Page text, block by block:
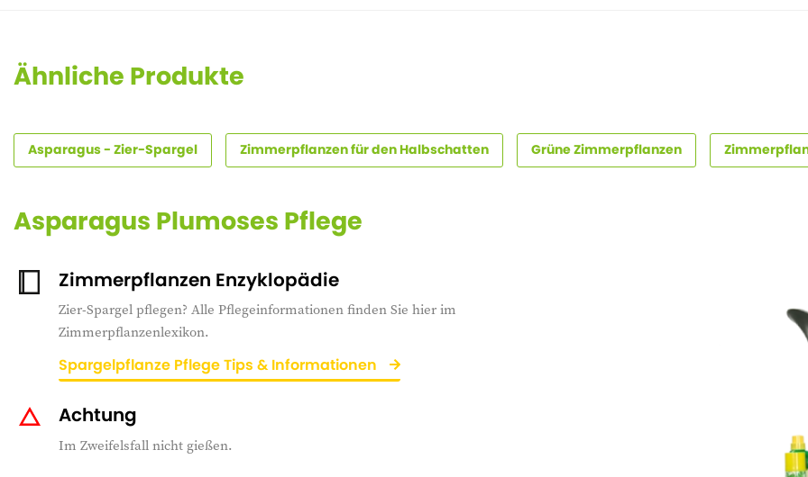
Ähnliche Produkte
Asparagus - Zier-Spargel Zimmerpflanzen für den Halbschatten Grüne Zimmerpflanzen
Asparagus Plumoses Pflege
Zimmerpflanzen Enzyklopädie
Zier-Spargel pflegen? Alle Pflegeinformationen finden Sie hier im
Zimmerpflanzenlexikon.
Spargelpflanze Pflege Tips & Informationen
Achtung
Im Zweifelsfall nicht gießen.